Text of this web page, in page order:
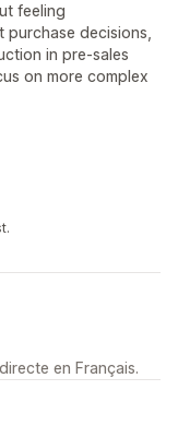
feeling
purchase decisions,
in pre-sales
on more complex
en Français.